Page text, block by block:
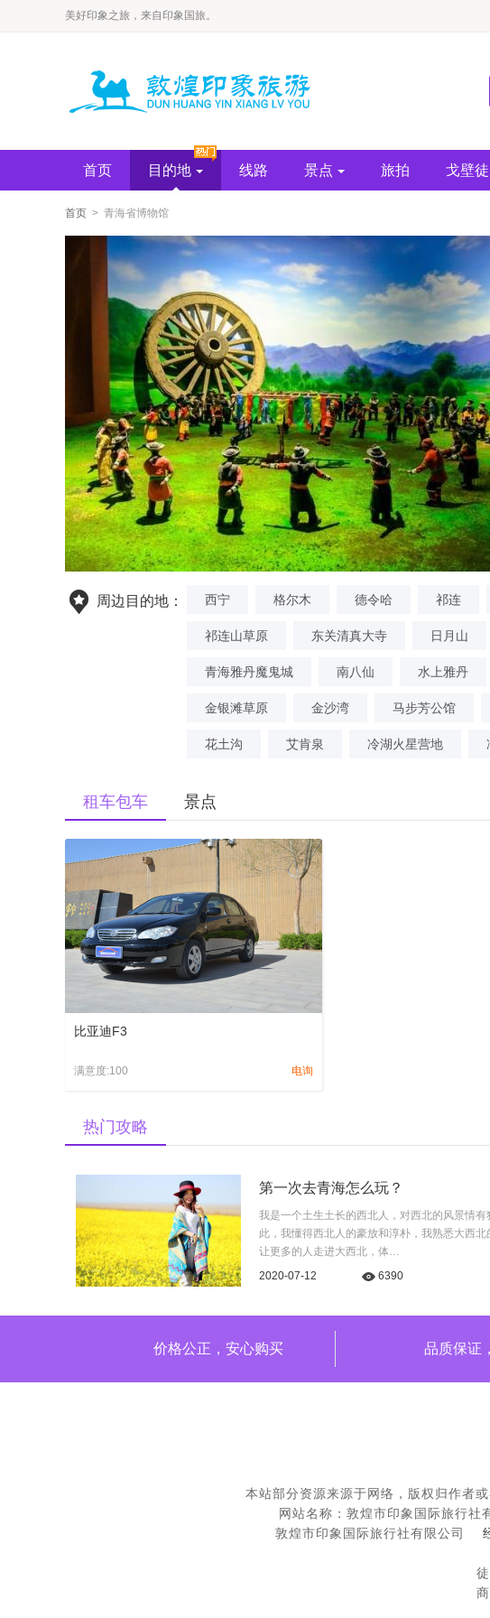
​美好印象之旅，来自印象国旅。
首页 目的地 线路 景点 旅拍 戈壁
首页 > 青海省博物馆
周边目的地： 西宁 格尔木 德令哈 祁连
祁连山草原 东关清真大寺 日月山
青海雅丹魔鬼城 南八仙 水上雅丹
金银滩草原 金沙湾 马步芳公馆
花土沟 艾肯泉 冷湖火星营地
租车包车 景点
比亚迪F3
满意度:100 电询
热门攻略
第一次去青海怎么玩？
我是一个土生土长的西北人，对西北的风景情有
此，我懂得西北人的豪放和淳朴，我熟悉大西北
让更多的人走进大西北，体…
2020-07-12
6390
价格公正，安心购买 品质保证
本站部分资源来源于网络，版权归作者
网站名称： 敦煌市印象国际旅行社
敦煌市印象国际旅行社有限公司